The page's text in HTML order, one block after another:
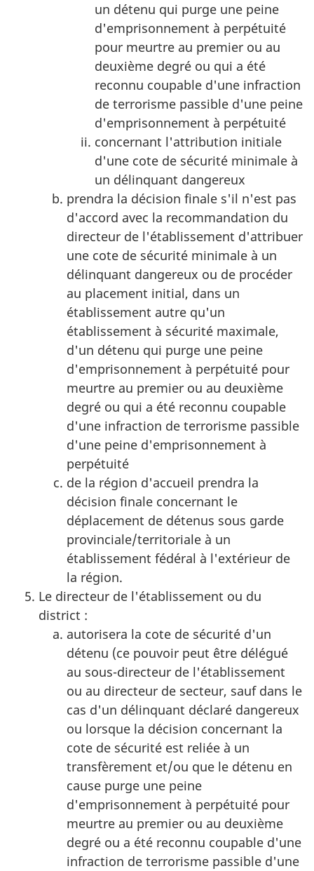
un détenu qui purge une peine
d'emprisonnement à perpétuité
pour meurtre au premier ou au
deuxième degré ou qui a été
reconnu coupable d'une infraction
de terrorisme passible d'une peine
d'emprisonnement à perpétuité
concernant l'attribution initiale
d'une cote de sécurité minimale à
un délinquant dangereux
prendra la décision finale s'il n'est pas
d'accord avec la recommandation du
directeur de l'établissement d'attribuer
une cote de sécurité minimale à un
délinquant dangereux ou de procéder
au placement initial, dans un
établissement autre qu'un
établissement à sécurité maximale,
d'un détenu qui purge une peine
d'emprisonnement à perpétuité pour
meurtre au premier ou au deuxième
degré ou qui a été reconnu coupable
d'une infraction de terrorisme passible
d'une peine d'emprisonnement à
perpétuité
de la région d'accueil prendra la
décision finale concernant le
déplacement de détenus sous garde
provinciale/territoriale à un
établissement fédéral à l'extérieur de
la région.
Le directeur de l'établissement ou du
district :
autorisera la cote de sécurité d'un
détenu (ce pouvoir peut être délégué
au sous-directeur de l'établissement
ou au directeur de secteur, sauf dans le
cas d'un délinquant déclaré dangereux
ou lorsque la décision concernant la
cote de sécurité est reliée à un
transfèrement et/ou que le détenu en
cause purge une peine
d'emprisonnement à perpétuité pour
meurtre au premier ou au deuxième
degré ou a été reconnu coupable d'une
infraction de terrorisme passible d'une